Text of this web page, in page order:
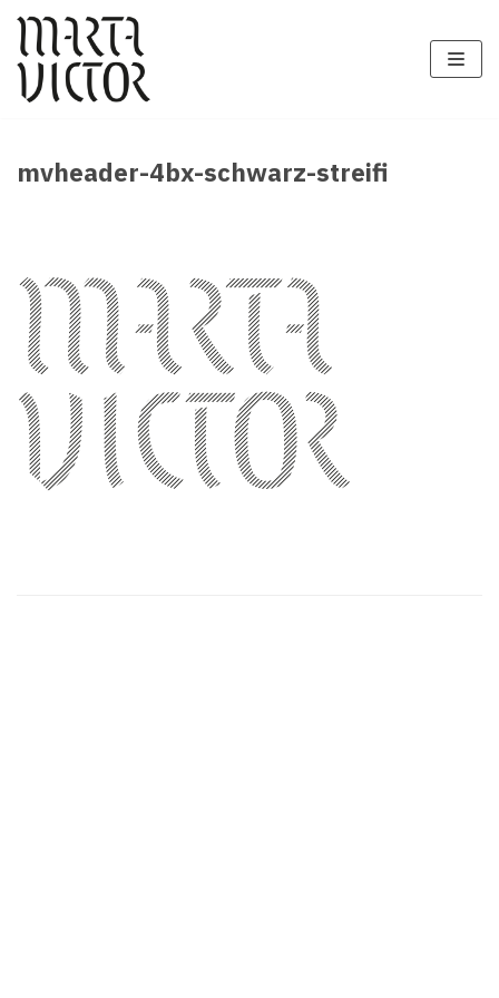
Zum
Inhalt
springen
mvheader-4bx-schwarz-streifi